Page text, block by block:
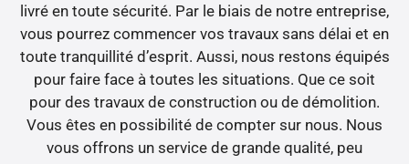
livré en toute sécurité. Par le biais de notre entreprise,
vous pourrez commencer vos travaux sans délai et en
toute tranquillité d’esprit. Aussi, nous restons équipés
pour faire face à toutes les situations. Que ce soit
pour des travaux de construction ou de démolition.
Vous êtes en possibilité de compter sur nous. Nous
vous offrons un service de grande qualité, peu